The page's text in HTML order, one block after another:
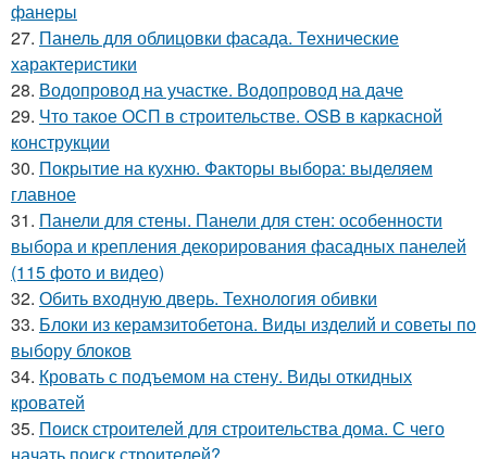
фанеры
27. Панель для облицовки фасада. Технические
характеристики
28. Водопровод на участке. Водопровод на даче
29. Что такое ОСП в строительстве. OSB в каркасной
конструкции
30. Покрытие на кухню. Факторы выбора: выделяем
главное
31. Панели для стены. Панели для стен: особенности
выбора и крепления декорирования фасадных панелей
(115 фото и видео)
32. Обить входную дверь. Технология обивки
33. Блоки из керамзитобетона. Виды изделий и советы по
выбору блоков
34. Кровать с подъемом на стену. Виды откидных
кроватей
35. Поиск строителей для строительства дома. С чего